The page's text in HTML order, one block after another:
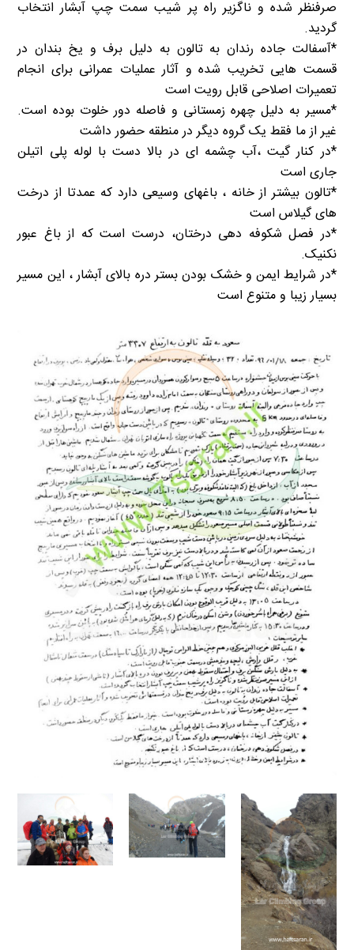
صرفنظر شده و ناگزیر راه پر شیب سمت چپ آبشار انتخاب
گردید.
*آسفالت جاده رندان به تالون به دلیل برف و یخ بندان در
قسمت هایی تخریب شده و آثار عملیات عمرانی برای انجام
تعمیرات اصلاحی قابل رویت است
*مسیر به دلیل چهره زمستانی و فاصله دور خلوت بوده است.
غیر از ما فقط یک گروه دیگر در منطقه حضور داشت
*در کنار گیت ،آب چشمه ای در بالا دست با لوله پلی اتیلن
جاری است
*تالون بیشتر از خانه ، باغهای وسیعی دارد که عمدتا از درخت
های گیلاس است
*در فصل شکوفه دهی درختان، درست است که از باغ عبور
نکنیک.
*در شرایط ایمن و خشک بودن بستر دره بالای آبشار ، این مسیر
بسیار زیبا و متنوع است